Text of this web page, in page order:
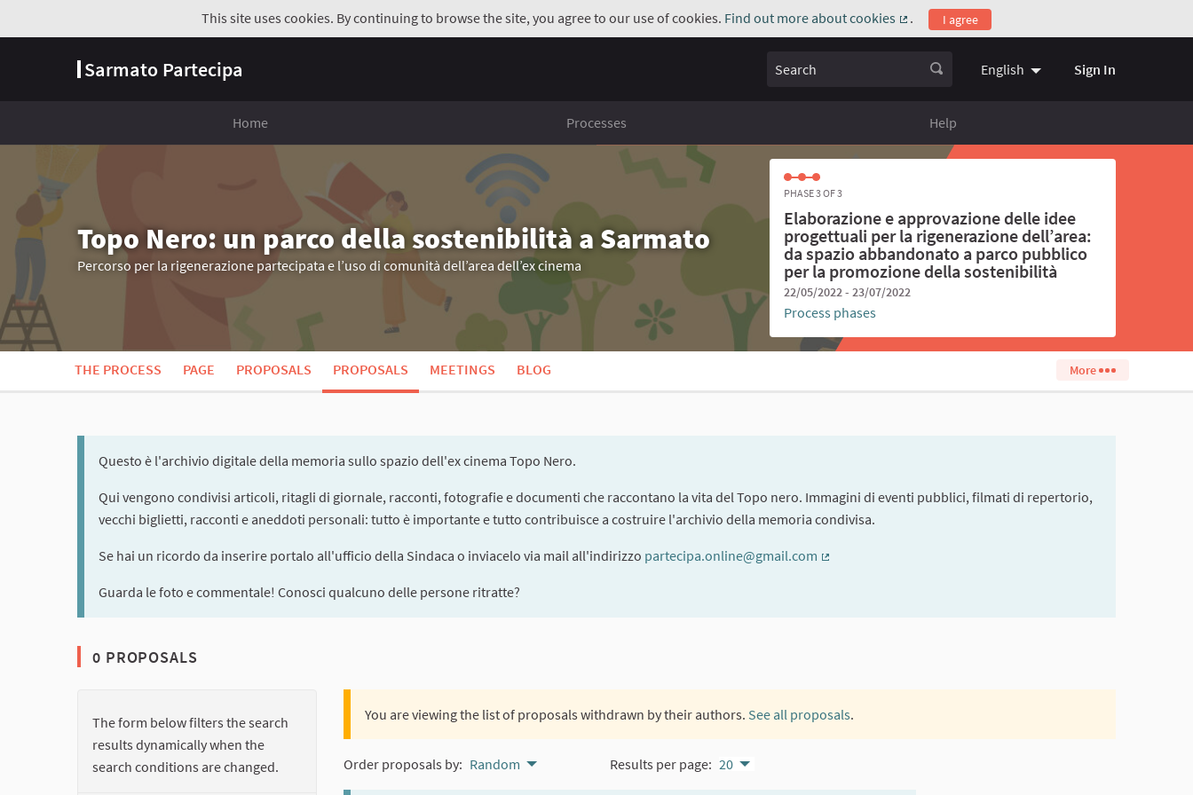
This site uses cookies. By continuing to browse the site, you agree to our use of cookies. Find out more about cookies
(External link)
. I agree
Sarmato Partecipa Search English Choose language
Sign In
Home Processes Help
Topo Nero: un parco della sostenibilità a Sarmato
Percorso per la rigenerazione partecipata e l’uso di comunità dell’area dell’ex cinema
PHASE 3 OF 3
Elaborazione e approvazione delle idee
progettuali per la rigenerazione dell’area:
da spazio abbandonato a parco pubblico
per la promozione della sostenibilità
22/05/2022 - 23/07/2022
Process phases
THE PROCESS PAGE PROPOSALS PROPOSALS MEETINGS BLOG More
Questo è l'archivio digitale della memoria sullo spazio dell'ex cinema Topo Nero.
Qui vengono condivisi articoli, ritagli di giornale, racconti, fotografie e documenti che raccontano la vita del Topo nero. Immagini di eventi pubblici, filmati di repertorio,
vecchi biglietti, racconti e aneddoti personali: tutto è importante e tutto contribuisce a costruire l'archivio della memoria condivisa.
Se hai un ricordo da inserire portalo all'ufficio della Sindaca o inviacelo via mail all'indirizzo partecipa.online@gmail.com
Guarda le foto e commentale! Conosci qualcuno delle persone ritratte?
0 PROPOSALS
The form below filters the search
results dynamically when the
search conditions are changed.
You are viewing the list of proposals withdrawn by their authors. See all proposals.
Order proposals by: Random Results per page: 20